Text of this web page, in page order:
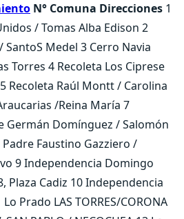
N° Comuna Direcciones 1
/ Tomas Alba Edison 2
SantoS Medel 3 Cerro Navia
Torres 4 Recoleta Los Ciprese
Recoleta Raúl Montt / Carolina
/Reina María 7
Germán Domínguez / Salomón
Faustino Gazziero /
9 Independencia Domingo
Plaza Cadiz 10 Independencia
Prado LAS TORRES/CORONA